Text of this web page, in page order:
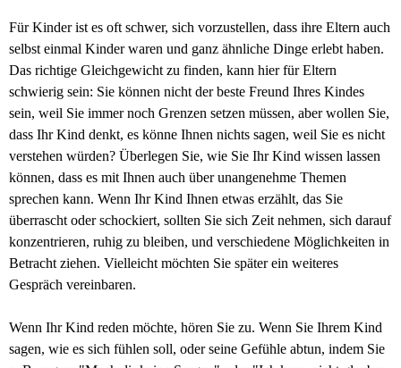
Für Kinder ist es oft schwer, sich vorzustellen, dass ihre Eltern auch
selbst einmal Kinder waren und ganz ähnliche Dinge erlebt haben.
Das richtige Gleichgewicht zu finden, kann hier für Eltern
schwierig sein: Sie können nicht der beste Freund Ihres Kindes
sein, weil Sie immer noch Grenzen setzen müssen, aber wollen Sie,
dass Ihr Kind denkt, es könne Ihnen nichts sagen, weil Sie es nicht
verstehen würden? Überlegen Sie, wie Sie Ihr Kind wissen lassen
können, dass es mit Ihnen auch über unangenehme Themen
sprechen kann. Wenn Ihr Kind Ihnen etwas erzählt, das Sie
überrascht oder schockiert, sollten Sie sich Zeit nehmen, sich darauf
konzentrieren, ruhig zu bleiben, und verschiedene Möglichkeiten in
Betracht ziehen. Vielleicht möchten Sie später ein weiteres
Gespräch vereinbaren.
Wenn Ihr Kind reden möchte, hören Sie zu. Wenn Sie Ihrem Kind
sagen, wie es sich fühlen soll, oder seine Gefühle abtun, indem Sie